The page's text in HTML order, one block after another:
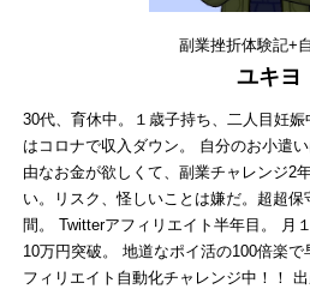
副業挫折体験記+
ユキヨ
30代、育休中。１歳子持ち、二人目妊
はコロナで収入ダウン。 自分のお小遣
由なお金が欲しくて、副業チャレンジ2
い。リスク、怪しいことは嫌だ。超超
間。 Twitterアフィリエイト半年目。 月
10万円突破。 地道なポイ活の100倍楽
フィリエイト自動化チャレンジ中！！